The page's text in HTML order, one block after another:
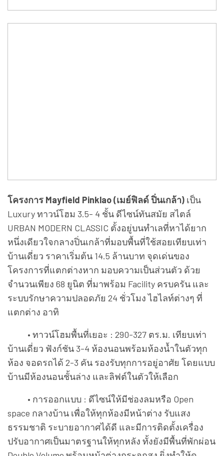
โครงการ Mayfield Pinklao (เมย์ฟิลด์ ปิ่นเกล้า) เป็น
Luxury ทาวน์โฮม 3.5- 4 ชั้น ดีไซน์ทันสมัย สไตล์
URBAN MODERN CLASSIC ตั้งอยู่บนทำเลที่หาได้ยาก
หนึ่งเดียวใจกลางปิ่นเกล้าที่มอบพื้นที่ใช้สอยเทียบเท่า
บ้านเดี่ยว ราคาเริ่มต้น 14.5 ล้านบาท จุดเด่นของ
โครงการที่แตกต่างหาก มอบความเป็นส่วนตัว ด้วย
จำนวนเพียง 68 ยูนิต ที่มาพร้อม Facility ครบครัน และ
ระบบรักษาความปลอดภัย 24 ชั่วโมง ไฮไลท์ต่างๆ ที่
แตกต่าง อาทิ
• ทาวน์โฮมพื้นที่เยอะ : 290-327 ตร.ม. เทียบเท่า
บ้านเดี่ยว ฟังก์ชัน 3-4 ห้องนอนพร้อมห้องน้ำในตัวทุก
ห้อง จอดรถได้ 2-3 คัน รองรับทุกการอยู่อาศัย โดยแบบ
บ้านมีห้องนอนชั้นล่าง และลิฟต์ในตัวให้เลือก
• การออกแบบ : ดีไซน์ให้มีช่องลมหรือ Open
space กลางบ้าน เพื่อให้ทุกห้องมีหน้าต่าง รับแสง
ธรรมชาติ ระบายอากาศได้ดี และมีการติดตั้งเครื่อง
ปรับอากาศเป็นมาตรฐานให้ทุกหลัง ทั้งยังมีพื้นที่พักผ่อน